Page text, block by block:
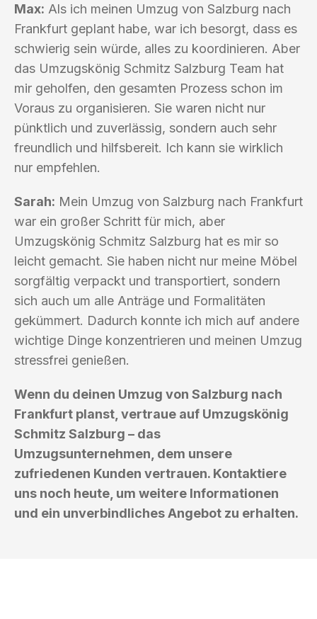
Max: Als ich meinen Umzug von Salzburg nach
Frankfurt geplant habe, war ich besorgt, dass es
schwierig sein würde, alles zu koordinieren. Aber
das Umzugskönig Schmitz Salzburg Team hat
mir geholfen, den gesamten Prozess schon im
Voraus zu organisieren. Sie waren nicht nur
pünktlich und zuverlässig, sondern auch sehr
freundlich und hilfsbereit. Ich kann sie wirklich
nur empfehlen.
Sarah: Mein Umzug von Salzburg nach Frankfurt
war ein großer Schritt für mich, aber
Umzugskönig Schmitz Salzburg hat es mir so
leicht gemacht. Sie haben nicht nur meine Möbel
sorgfältig verpackt und transportiert, sondern
sich auch um alle Anträge und Formalitäten
gekümmert. Dadurch konnte ich mich auf andere
wichtige Dinge konzentrieren und meinen Umzug
stressfrei genießen.
Wenn du deinen Umzug von Salzburg nach
Frankfurt planst, vertraue auf Umzugskönig
Schmitz Salzburg – das
Umzugsunternehmen, dem unsere
zufriedenen Kunden vertrauen. Kontaktiere
uns noch heute, um weitere Informationen
und ein unverbindliches Angebot zu erhalten.